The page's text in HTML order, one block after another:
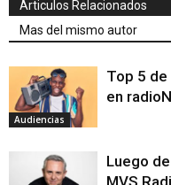
Articulos Relacionados
Mas del mismo autor
Audiencias
Top 5
en
Luego